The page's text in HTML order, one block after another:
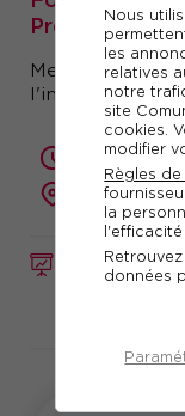
Nous
les
relatives
notre
site
cookies.
modifier
Règles
la
données
FORMATION
Prévention
Mettre en
l'infirmier(e) de
2 jours (14
présentiel